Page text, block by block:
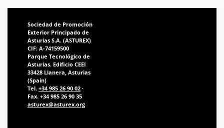
Sociedad de Promoción
Exterior Principado de
Asturias S.A. (ASTUREX)
CIF: A-74159500
Parque Tecnológico de
Asturias. Edificio CEEI
33428 Llanera, Asturias
(Spain)
Tel. +34 985 26 90 02 ·
Fax. +34 985 26 90 35
asturex@asturex.org